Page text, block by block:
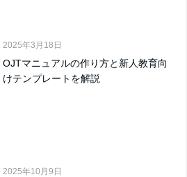
2025年3月18日
OJTマニュアルの作り方と新人教育向
けテンプレートを解説
2025年10月9日